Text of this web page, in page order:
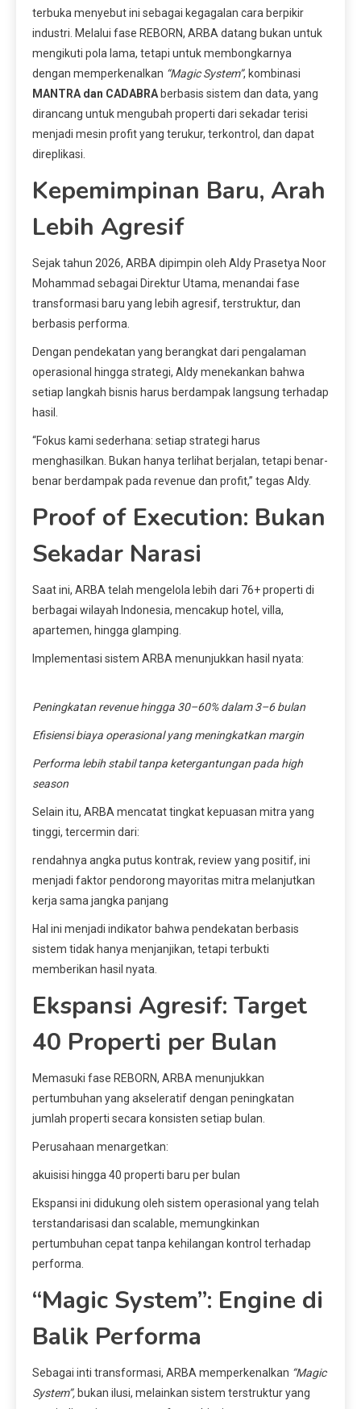
terbuka menyebut ini sebagai kegagalan cara berpikir
industri. Melalui fase REBORN, ARBA datang bukan untuk
mengikuti pola lama, tetapi untuk membongkarnya
dengan memperkenalkan “Magic System”, kombinasi
MANTRA dan CADABRAberbasis sistem dan data, yang
dirancang untuk mengubah properti dari sekadar terisi
menjadi mesin profit yang terukur, terkontrol, dan dapat
direplikasi.
Kepemimpinan Baru, Arah
Lebih Agresif
Sejak tahun 2026, ARBA dipimpin oleh Aldy Prasetya Noor
Mohammad sebagai Direktur Utama, menandai fase
transformasi baru yang lebih agresif, terstruktur, dan
berbasis performa.
Dengan pendekatan yang berangkat dari pengalaman
operasional hingga strategi, Aldy menekankan bahwa
setiap langkah bisnis harus berdampak langsung terhadap
hasil.
“Fokus kami sederhana: setiap strategi harus
menghasilkan. Bukan hanya terlihat berjalan, tetapi benar-
benar berdampak pada revenue dan profit,” tegas Aldy.
Proof of Execution: Bukan
Sekadar Narasi
Saat ini, ARBA telah mengelola lebih dari 76+ properti di
berbagai wilayah Indonesia, mencakup hotel, villa,
apartemen, hingga glamping.
Implementasi sistem ARBA menunjukkan hasil nyata:
Peningkatan revenue hingga 30–60% dalam 3–6 bulan
Efisiensi biaya operasional yang meningkatkan margin
Performa lebih stabil tanpa ketergantungan pada high
season
Selain itu, ARBA mencatat tingkat kepuasan mitra yang
tinggi, tercermin dari:
rendahnya angka putus kontrak, review yang positif, ini
menjadi faktor pendorong mayoritas mitra melanjutkan
kerja sama jangka panjang
Hal ini menjadi indikator bahwa pendekatan berbasis
sistem tidak hanya menjanjikan, tetapi terbukti
memberikan hasil nyata.
Ekspansi Agresif: Target
40 Properti per Bulan
Memasuki fase REBORN, ARBA menunjukkan
pertumbuhan yang akseleratif dengan peningkatan
jumlah properti secara konsisten setiap bulan.
Perusahaan menargetkan:
akuisisi hingga 40 properti baru per bulan
Ekspansi ini didukung oleh sistem operasional yang telah
terstandarisasi dan scalable, memungkinkan
pertumbuhan cepat tanpa kehilangan kontrol terhadap
performa.
“Magic System”: Engine di
Balik Performa
Sebagai inti transformasi, ARBA memperkenalkan “Magic
System”,bukan ilusi, melainkan sistem terstruktur yang